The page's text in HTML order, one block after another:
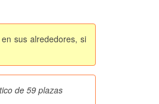
sus alrededores, si
de 59 plazas